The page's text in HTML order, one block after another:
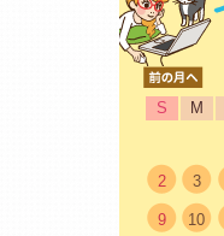
S
M
2 3
9 10